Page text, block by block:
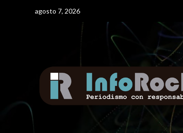
agosto 7, 2026